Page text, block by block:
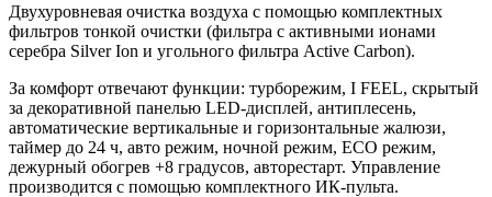
Двухуровневая очистка воздуха с помощью комплектных
фильтров тонкой очистки (фильтра с активными ионами
серебра Silver Ion и угольного фильтра Active Carbon).
За комфорт отвечают функции: турборежим, I FEEL, скрытый
за декоративной панелью LED-дисплей, антиплесень,
автоматические вертикальные и горизонтальные жалюзи,
таймер до 24 ч, авто режим, ночной режим, ECO режим,
дежурный обогрев +8 градусов, авторестарт. Управление
производится с помощью комплектного ИК-пульта.